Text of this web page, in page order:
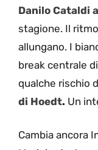
Danilo Cataldi
stagione. Il
allungano. I
break centrale
qualche rischio
di Hoedt. Un
Cambia ancora